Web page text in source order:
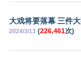
大戏将要落幕 三件
2024/3/13 (226,461次)